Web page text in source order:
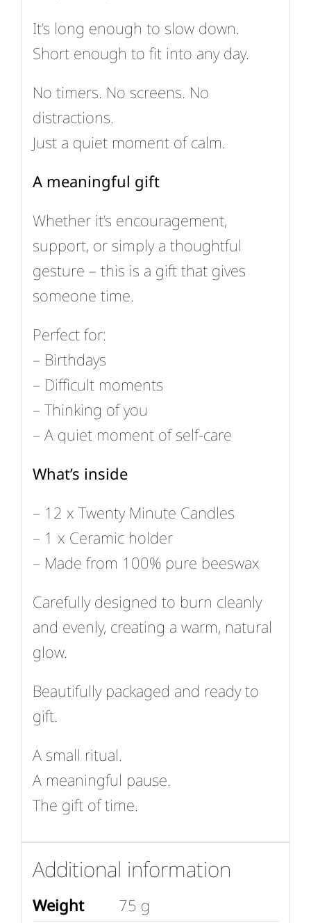
It’s long enough to slow down.
Short enough to fit into any day.
No timers. No screens. No
distractions.
Just a quiet moment of calm.
A meaningful gift
Whether it’s encouragement,
support, or simply a thoughtful
gesture – this is a gift that gives
someone time.
Perfect for:
– Birthdays
– Difficult moments
– Thinking of you
– A quiet moment of self-care
What’s inside
– 12 x Twenty Minute Candles
– 1 x Ceramic holder
– Made from 100% pure beeswax
Carefully designed to burn cleanly
and evenly, creating a warm, natural
glow.
Beautifully packaged and ready to
gift.
A small ritual.
A meaningful pause.
The gift of time.
Additional information
Weight 75 g